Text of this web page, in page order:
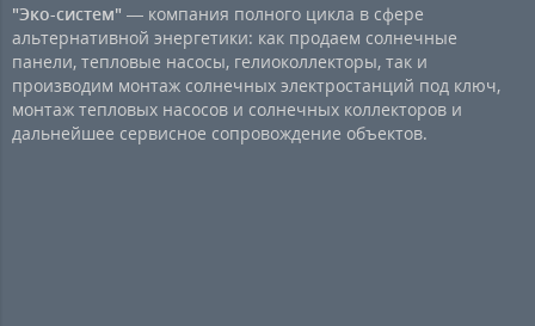
"Эко-систем" — компания полного цикла в сфере
альтернативной энергетики: как продаем солнечные
панели, тепловые насосы, гелиоколлекторы, так и
производим монтаж солнечных электростанций под ключ,
монтаж тепловых насосов и солнечных коллекторов и
дальнейшее сервисное сопровождение объектов.